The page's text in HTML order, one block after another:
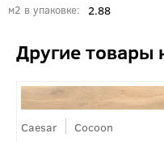
м2 в упаковке 2.88
Caesar Cocoon